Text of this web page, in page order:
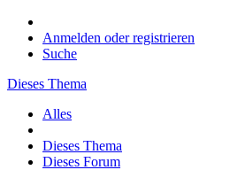
Anmelden oder registrieren
Suche
Dieses Thema
Alles
Dieses Thema
Dieses Forum